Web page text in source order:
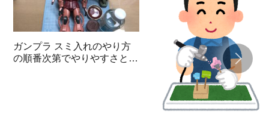
ガンプラ スミ入れのやり方
の順番次第でやりやすさと見